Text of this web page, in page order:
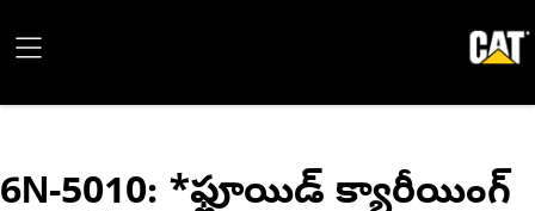
6N-5010: *ఫ్లూయిడ్ క్యారీయింగ్